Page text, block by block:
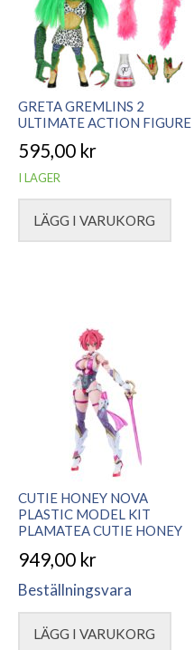
GRETA GREMLINS 2
ULTIMATE ACTION FIGURE
595,00 kr
I LAGER
LÄGG I VARUKORG
CUTIE HONEY NOVA
PLASTIC MODEL KIT
PLAMATEA CUTIE HONEY
949,00 kr
Beställningsvara
LÄGG I VARUKORG